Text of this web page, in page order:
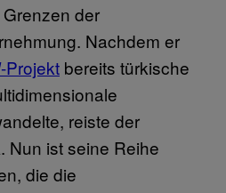
der
Nachdem er
-Projekt bereits türkische
reiste der
Nun ist seine Reihe
die die